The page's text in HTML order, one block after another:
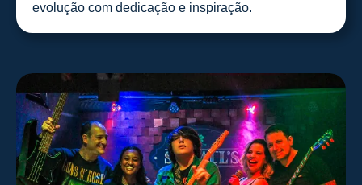
evolução com dedicação e inspiração.